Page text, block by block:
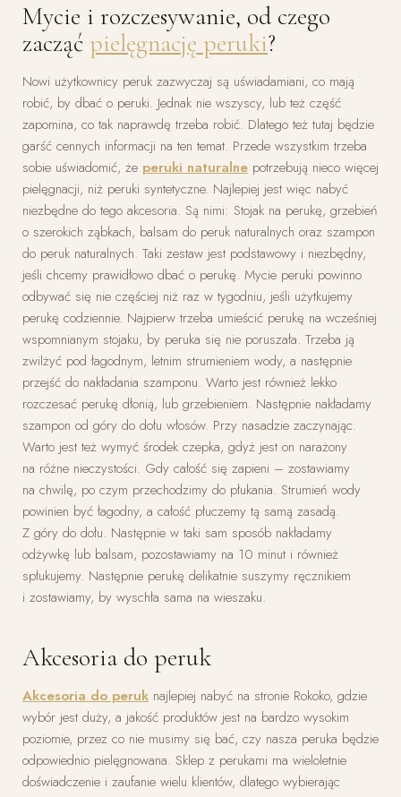
Mycie i rozczesywanie, od czego
zacząć pielęgnację peruki?
Nowi użytkownicy peruk zazwyczaj są uświadamiani, co mają
robić, by dbać o peruki. Jednak nie wszyscy, lub też część
zapomina, co tak naprawdę trzeba robić. Dlatego też tutaj będzie
garść cennych informacji na ten temat. Przede wszystkim trzeba
sobie uświadomić, że peruki naturalne potrzebują nieco więcej
pielęgnacji, niż peruki syntetyczne. Najlepiej jest więc nabyć
niezbędne do tego akcesoria. Są nimi: Stojak na perukę, grzebień
o szerokich ząbkach, balsam do peruk naturalnych oraz szampon
do peruk naturalnych. Taki zestaw jest podstawowy i niezbędny,
jeśli chcemy prawidłowo dbać o perukę. Mycie peruki powinno
odbywać się nie częściej niż raz w tygodniu, jeśli użytkujemy
perukę codziennie. Najpierw trzeba umieścić perukę na wcześniej
wspomnianym stojaku, by peruka się nie poruszała. Trzeba ją
zwilżyć pod łagodnym, letnim strumieniem wody, a następnie
przejść do nakładania szamponu. Warto jest również lekko
rozczesać perukę dłonią, lub grzebieniem. Następnie nakładamy
szampon od góry do dołu włosów. Przy nasadzie zaczynając.
Warto jest też wymyć środek czepka, gdyż jest on narażony
na różne nieczystości. Gdy całość się zapieni – zostawiamy
na chwilę, po czym przechodzimy do płukania. Strumień wody
powinien być łagodny, a całość płuczemy tą samą zasadą.
Z góry do dołu. Następnie w taki sam sposób nakładamy
odżywkę lub balsam, pozostawiamy na 10 minut i również
spłukujemy. Następnie perukę delikatnie suszymy ręcznikiem
i zostawiamy, by wyschła sama na wieszaku.
Akcesoria do peruk
Akcesoria do peruk najlepiej nabyć na stronie Rokoko, gdzie
wybór jest duży, a jakość produktów jest na bardzo wysokim
poziomie, przez co nie musimy się bać, czy nasza peruka będzie
odpowiednio pielęgnowana. Sklep z perukami ma wieloletnie
doświadczenie i zaufanie wielu klientów, dlatego wybierając